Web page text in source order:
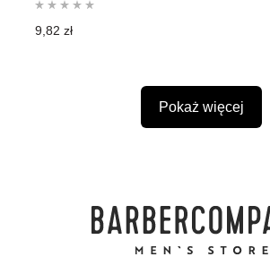
9,82 zł
Pokaż więcej